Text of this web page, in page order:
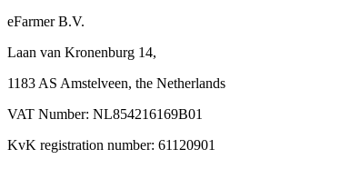
eFarmer B.V.
Laan van Kronenburg 14,
1183 AS Amstelveen, the Netherlands
VAT Number: NL854216169B01
KvK registration number: 61120901